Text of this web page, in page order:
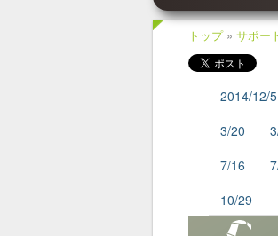
Shade3D Ver.27
CG入力支援サービス
BIM/CIM 設計照査ツ
ブロックUIプログラ
3Dパラメトリックツ
Civil・Ultimate とは
Shade3D SDK
Shade3D AI 生成ツー
Shade3D Shapeasy
マジカルスケッチ 3D
Shade3D 公式ガイド
Shade3D 検定ガイド
Shade3D Panorama
Shade3D 実用3Dデオ
ご
マ
特
トップ» サポー
2014/12/5
3/20
7/16
10/29